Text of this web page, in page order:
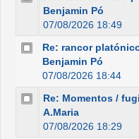
Benjamin Pó
07/08/2026 18:49
Re: rancor
Benjamin Pó
07/08/2026 18:44
Re: Momentos /
A.Maria
07/08/2026 18:29